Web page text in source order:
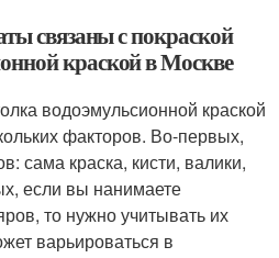
связаны с покраской
краской в Москве
водоэмульсионной краской
факторов. Во-первых,
сама краска, кисти, валики,
если вы нанимаете
то нужно учитывать их
варьироваться в